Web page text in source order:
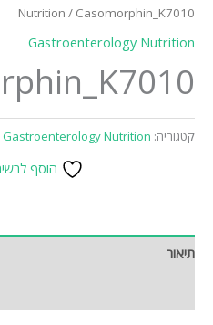
Nutrition / Casomorphin_K7010
Gastroenterology Nutrition
קטגוריה: Gastroenterology Nutrition
הוסף
תיאור